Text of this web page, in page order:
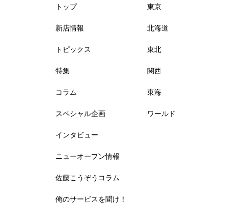
トップ
新店情報
トピックス
特集
コラム
スペシャル企画
インタビュー
ニューオープン情報
佐藤こうぞうコラム
俺のサービスを聞け！
東京
北海道
東北
関西
東海
ワールド